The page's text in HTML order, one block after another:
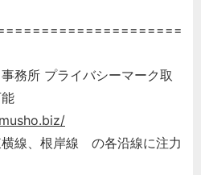
務所 プライバシーマーク取
横線、根岸線 の各沿線に注力